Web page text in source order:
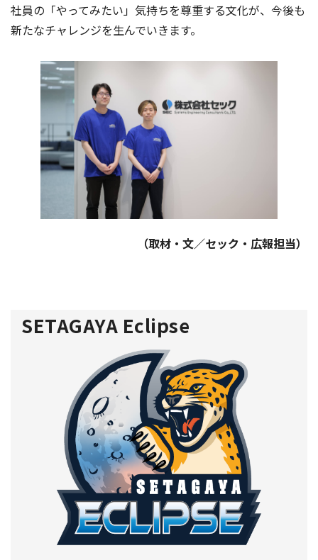
社員の「やってみたい」気持ちを尊重する文化が、今後も
新たなチャレンジを生んでいきます。
（取材・文／セック・広報担当）
SETAGAYA Eclipse